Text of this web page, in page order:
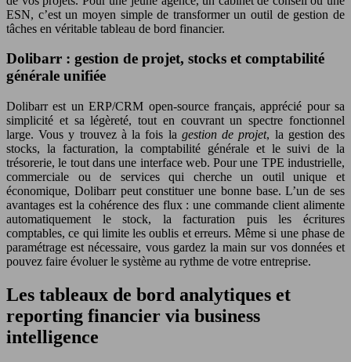
ESN, c’est un moyen simple de transformer un outil de gestion de
tâches en véritable tableau de bord financier.
Dolibarr : gestion de projet, stocks et comptabilité
générale unifiée
Dolibarr est un ERP/CRM open-source français, apprécié pour sa
simplicité et sa légèreté, tout en couvrant un spectre fonctionnel
large. Vous y trouvez à la fois la gestion de projet, la gestion des
stocks, la facturation, la comptabilité générale et le suivi de la
trésorerie, le tout dans une interface web. Pour une TPE industrielle,
commerciale ou de services qui cherche un outil unique et
économique, Dolibarr peut constituer une bonne base. L’un de ses
avantages est la cohérence des flux : une commande client alimente
automatiquement le stock, la facturation puis les écritures
comptables, ce qui limite les oublis et erreurs. Même si une phase de
paramétrage est nécessaire, vous gardez la main sur vos données et
pouvez faire évoluer le système au rythme de votre entreprise.
Les tableaux de bord analytiques et
reporting financier via business
intelligence